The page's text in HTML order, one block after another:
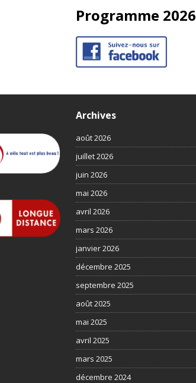
Programme 2026
Archives
août 2026
juillet 2026
juin 2026
mai 2026
avril 2026
mars 2026
janvier 2026
décembre 2025
septembre 2025
août 2025
mai 2025
avril 2025
mars 2025
décembre 2024